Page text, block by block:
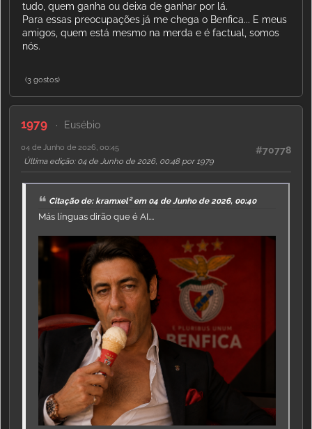
tudo, quem ganha ou deixa de ganhar por lá.
Para essas preocupações já me chega o Benfica... E meus
amigos, quem está mesmo na merda e é factual, somos
nós.
(3 gostos)
1979 Eusébio
#70778
04 de Junho de 2026, 00:45
Última edição: 04 de Junho de 2026, 00:48 por 1979
Citação de: kramxel² em 04 de Junho de 2026, 00:40
Más línguas dirão que é AI....